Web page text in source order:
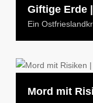
Giftige Erde
Ein
Mord mit